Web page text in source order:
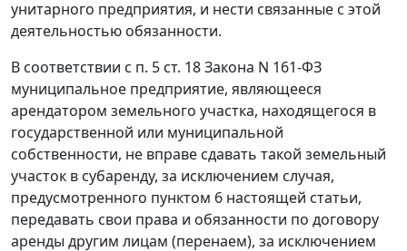
унитарного предприятия, и нести связанные с этой
деятельностью обязанности.
В соответствии с п. 5 ст. 18Закона N 161-ФЗ
муниципальное предприятие, являющееся
арендатором земельного участка, находящегося в
государственной или муниципальной
собственности, не вправе сдавать такой земельный
участок в субаренду, за исключением случая,
предусмотренного пунктом 6 настоящей статьи,
передавать свои права и обязанности по договору
аренды другим лицам (перенаем), за исключением